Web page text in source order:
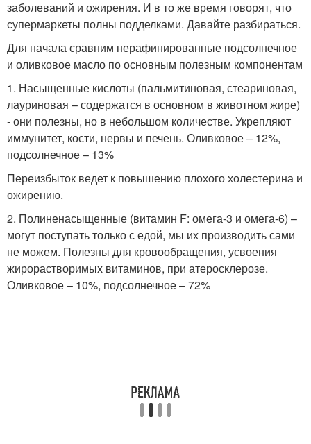
заболеваний и ожирения. И в то же время говорят, что
супермаркеты полны подделками. Давайте разбираться.
Для начала сравним нерафинированные подсолнечное
и оливковое масло по основным полезным компонентам
1. Насыщенные кислоты (пальмитиновая, стеариновая,
лауриновая – содержатся в основном в животном жире)
- они полезны, но в небольшом количестве. Укрепляют
иммунитет, кости, нервы и печень. Оливковое – 12%,
подсолнечное – 13%
Переизбыток ведет к повышению плохого холестерина и
ожирению.
2. Полиненасыщенные (витамин F: омега-3 и омега-6) –
могут поступать только с едой, мы их производить сами
не можем. Полезны для кровообращения, усвоения
жирорастворимых витаминов, при атеросклерозе.
Оливковое – 10%, подсолнечное – 72%